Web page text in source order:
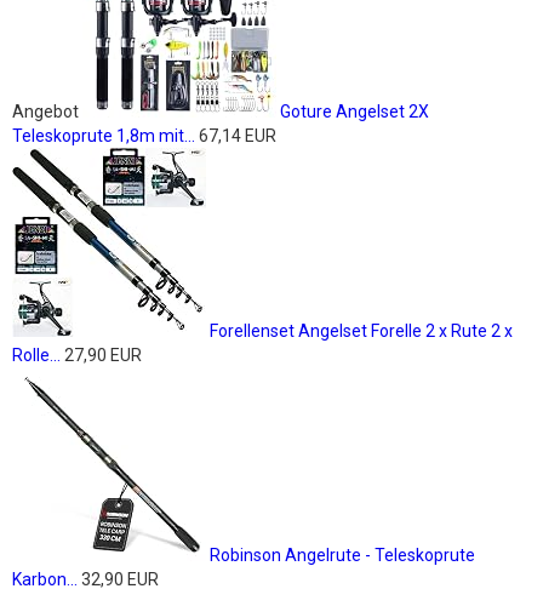
Angebot
Goture Angelset 2X
Teleskoprute 1,8m mit...
67,14 EUR
Forellenset Angelset Forelle 2 x Rute 2 x
Rolle...
27,90 EUR
Robinson Angelrute - Teleskoprute
Karbon...
32,90 EUR